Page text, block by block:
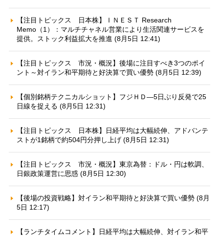
【注目トピックス 日本株】ＩＮＥＳＴ Research
Memo（1）：マルチチャネル営業により生活関連サービスを
提供。ストック利益拡大を推進 (8月5日 12:41)
【注目トピックス 市況・概況】後場に注目すべき3つのポイ
ント～対イラン和平期待と好決算で買い優勢 (8月5日 12:39)
【個別銘柄テクニカルショット】フジＨＤ—5日ぶり反発で25
日線を捉える (8月5日 12:31)
【注目トピックス 日本株】日経平均は大幅続伸、アドバンテ
ストが1銘柄で約504円分押し上げ (8月5日 12:31)
【注目トピックス 市況・概況】東京為替：ドル・円は軟調、
日銀政策運営に思惑 (8月5日 12:30)
【後場の投資戦略】対イラン和平期待と好決算で買い優勢 (8月
5日 12:17)
【ランチタイムコメント】日経平均は大幅続伸、対イラン和平